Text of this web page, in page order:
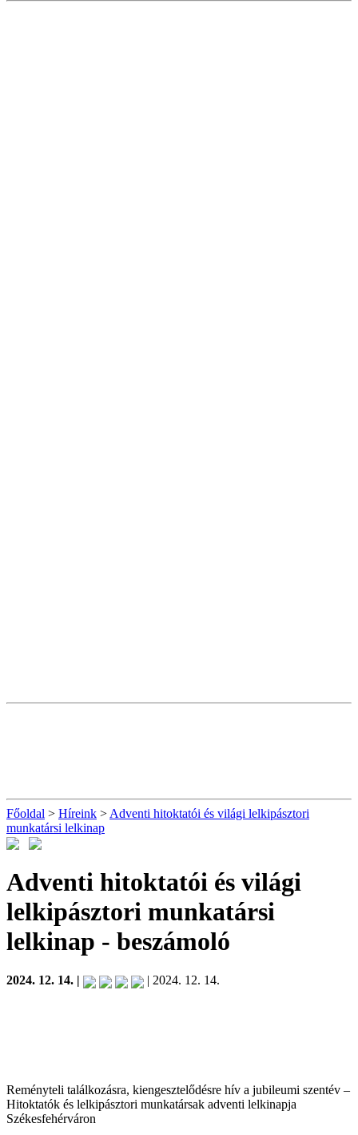
Főoldal > Híreink > Adventi hitoktatói és világi lelkipásztori
munkatársi lelkinap
Adventi hitoktatói és világi
lelkipásztori munkatársi
lelkinap - beszámoló
2024. 12. 14. | | 2024. 12. 14.
Reményteli találkozásra, kiengesztelődésre hív a jubileumi szentév –
Hitoktatók és lelkipásztori munkatársak adventi lelkinapja
Székesfehérváron